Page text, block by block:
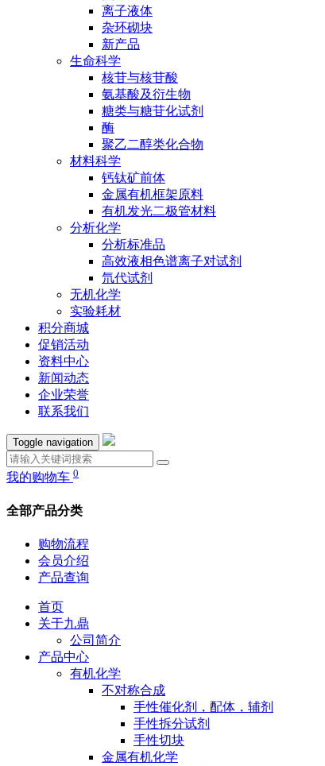
离子液体
杂环砌块
新产品
生命科学
核苷与核苷酸
氨基酸及衍生物
糖类与糖苷化试剂
酶
聚乙二醇类化合物
材料科学
钙钛矿前体
金属有机框架原料
有机发光二极管材料
分析化学
分析标准品
高效液相色谱离子对试剂
氘代试剂
无机化学
实验耗材
积分商城
促销活动
资料中心
新闻动态
企业荣誉
联系我们
Toggle navigation
我的购物车 0
全部产品分类
购物流程
会员介绍
产品查询
首页
关于九鼎
公司简介
产品中心
有机化学
不对称合成
手性催化剂，配体，辅剂
手性拆分试剂
手性切块
金属有机化学